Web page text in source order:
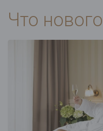
Что